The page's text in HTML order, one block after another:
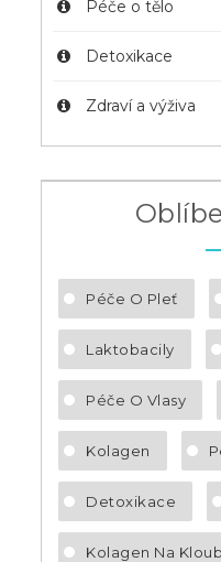
Péče o tělo
Detoxikace
Zdraví a výživa
Péče O Pleť
Laktobacily
Péče O Vlasy
Kolagen
Detoxikace
Kolagen Na